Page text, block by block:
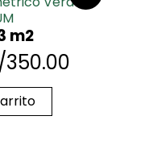
m2
350.00